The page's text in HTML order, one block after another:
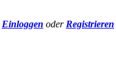
Einloggen oder Registrieren